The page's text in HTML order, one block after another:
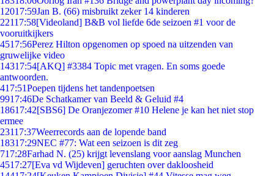
12017:59Jan B. (66) misbruikt zeker 14 kinderen
22117:58[Videoland] B&B vol liefde 6de seizoen #1 voor de
vooruitkijkers
4517:56Perez Hilton opgenomen op spoed na uitzenden van
gruwelijke video
14317:54[AKQ] #3384 Topic met vragen. En soms goede
antwoorden.
417:51Poepen tijdens het tandenpoetsen
9917:46De Schatkamer van Beeld & Geluid #4
18617:42[SBS6] De Oranjezomer #10 Helene je kan het niet stop
ermee
23117:37Weerrecords aan de lopende band
18317:29NEC #77: Wat een seizoen is dit zeg
717:28Farhad N. (25) krijgt levenslang voor aanslag Munchen
4517:27[Eva vd Wijdeven] geruchten over dakloosheid